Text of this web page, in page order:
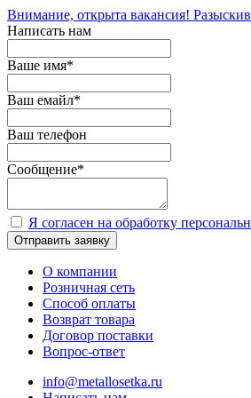
Внимание, открыта вакансия!
Написать нам
Ваше имя*
Ваш емайл*
Ваш телефон
Сообщение*
Я согласен на обработку
Отправить заявку
О компании
Розничная сеть
Способ оплаты
Возврат товара
Договор поставки
Вопрос-ответ
info@metallosetka.ru